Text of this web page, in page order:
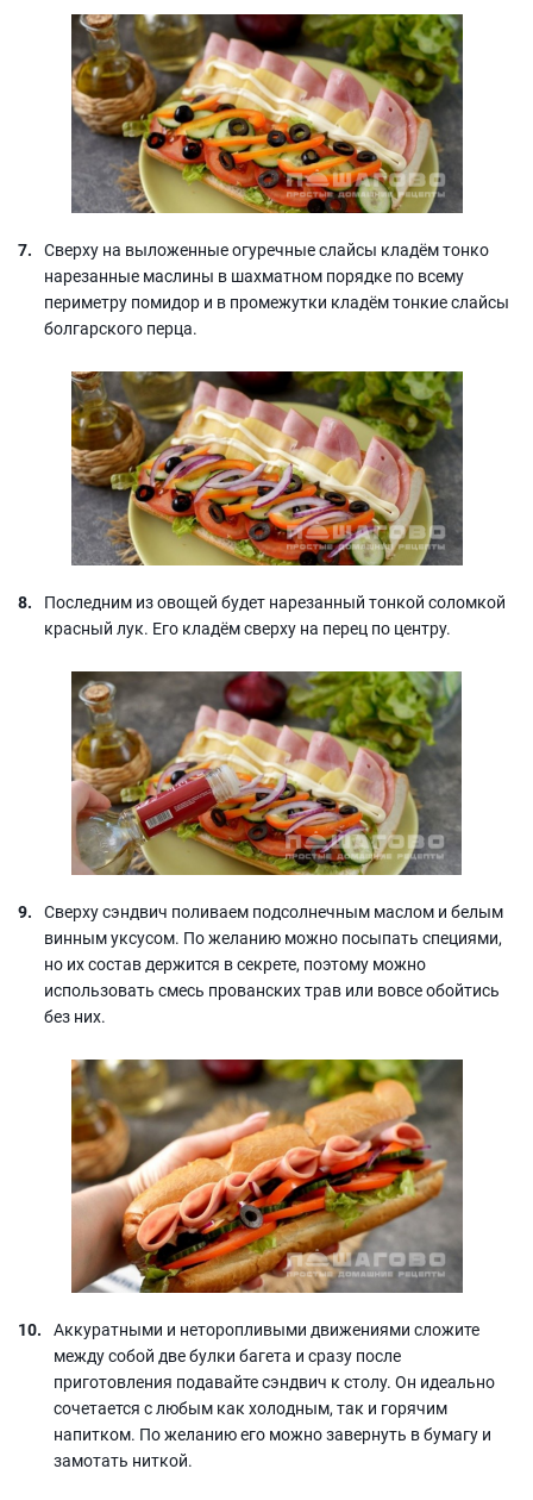
Сверху на выложенные огуречные слайсы кладём тонко
нарезанные маслины в шахматном порядке по всему
периметру помидор и в промежутки кладём тонкие слайсы
болгарского перца.
Последним из овощей будет нарезанный тонкой соломкой
красный лук. Его кладём сверху на перец по центру.
Сверху сэндвич поливаем подсолнечным маслом и белым
винным уксусом. По желанию можно посыпать специями,
но их состав держится в секрете, поэтому можно
использовать смесь прованских трав или вовсе обойтись
без них.
Аккуратными и неторопливыми движениями сложите
между собой две булки багета и сразу после
приготовления подавайте сэндвич к столу. Он идеально
сочетается с любым как холодным, так и горячим
напитком. По желанию его можно завернуть в бумагу и
замотать ниткой.